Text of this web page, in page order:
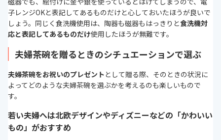
子レンジOKと表記してあるものだけと心しておいたほうが良いで
しょう。同じく食洗機使用は、陶器も磁器もはっきりと食洗機対
応と表記してあるものだけ使用したほうが無難です。
夫婦茶碗を贈るときのシチュエーションで選ぶ
夫婦茶碗をお祝いのプレゼントとして贈る際、そのときの状況に
よってどのような夫婦茶碗を選ぶかを考えるのも楽しいもので
す。
若い夫婦へは北欧デザインやディズニーなどの「かわいい
もの」がおすすめ